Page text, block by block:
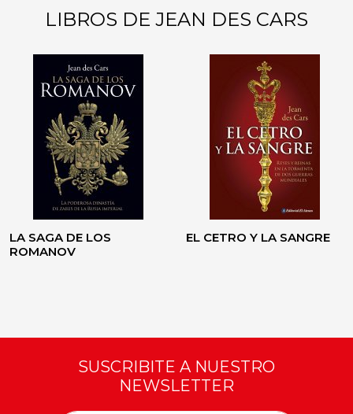
LIBROS DE JEAN DES CARS
LA SAGA DE LOS
ROMANOV
EL CETRO Y LA SANGRE
SUSCRIBITE A NUESTRO
NEWSLETTER